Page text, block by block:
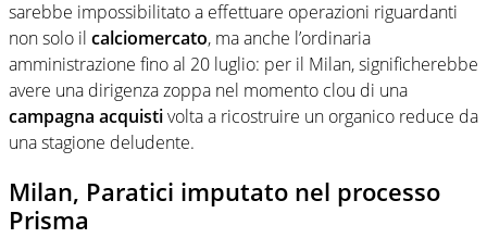
sarebbe impossibilitato a effettuare operazioni riguardanti
non solo il calciomercato, ma anche l’ordinaria
amministrazione fino al 20 luglio: per il Milan, significherebbe
avere una dirigenza zoppa nel momento clou di una
campagna acquistivolta a ricostruire un organico reduce da
una stagione deludente.
Milan, Paratici imputato nel processo
Prisma